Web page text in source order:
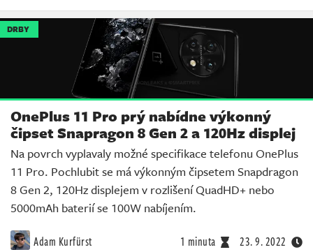
DRBY
OnePlus 11 Pro prý nabídne výkonný
čipset Snapragon 8 Gen 2 a 120Hz displej
Na povrch vyplavaly možné specifikace telefonu OnePlus
11 Pro. Pochlubit se má výkonným čipsetem Snapdragon
8 Gen 2, 120Hz displejem v rozlišení QuadHD+ nebo
5000mAh baterií se 100W nabíjením.
Adam Kurfürst 1 minuta 23. 9. 2022